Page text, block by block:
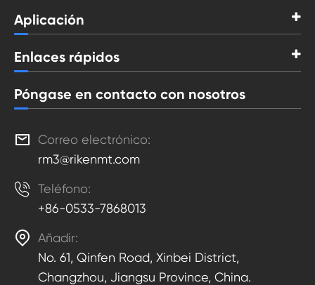
Aplicación
Enlaces rápidos
Póngase en contacto con nosotros
 Correo electrónico:
rm3@rikenmt.com
 Teléfono:
+86-0533-7868013
 Añadir:
No. 61, Qinfen Road, Xinbei District,
Changzhou, Jiangsu Province, China.